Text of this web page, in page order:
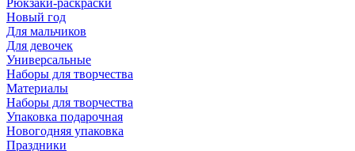
Рюкзаки-раскраски
Новый год
Для мальчиков
Для девочек
Универсальные
Наборы для творчества
Материалы
Наборы для творчества
Упаковка подарочная
Новогодняя упаковка
Праздники